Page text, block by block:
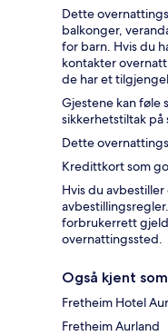
Dette
balkonger,
for barn. Hvis du
kontakter
de har et
Gjestene kan
sikkerhetstiltak
Dette
Kredittkort som
Hvis du
forbrukerrett
overnattingssted.
Også kjent som
Fretheim Hotel
Fretheim Aurland